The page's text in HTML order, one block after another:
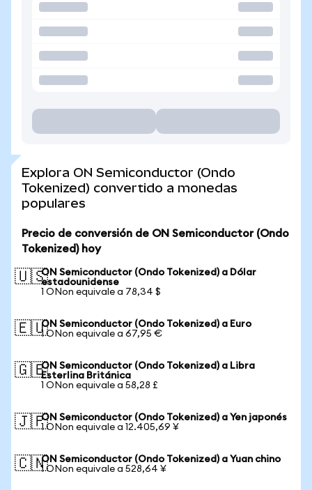
Explora ON Semiconductor (Ondo
Tokenized) convertido a monedas
populares
Precio de conversión de ON Semiconductor (Ondo
Tokenized) hoy
🇺🇸ON Semiconductor (Ondo Tokenized) a Dólar
estadounidense
1 ONon equivale a 78,34 $
🇪🇺ON Semiconductor (Ondo Tokenized) a Euro
1 ONon equivale a 67,95 €
🇬🇧ON Semiconductor (Ondo Tokenized) a Libra
Esterlina Británica
1 ONon equivale a 58,28 £
🇯🇵ON Semiconductor (Ondo Tokenized) a Yen japonés
1 ONon equivale a 12.405,69 ¥
🇨🇳ON Semiconductor (Ondo Tokenized) a Yuan chino
1 ONon equivale a 528,64 ¥